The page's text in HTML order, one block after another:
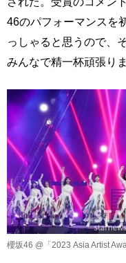
46のパフォーマンスを
っしゃると思うので、
みんなで精一杯頑張り
櫻坂46 @「2023 Asia Artist